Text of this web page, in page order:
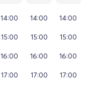
14:00
15:00
16:00
17:00
14:00
15:00
16:00
17:00
14:00
15:00
16:00
17:00